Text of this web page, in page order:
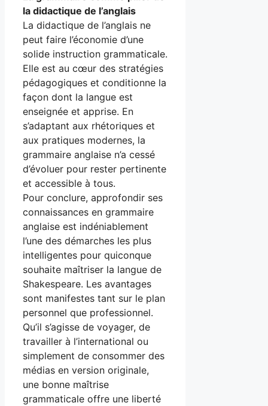
la didactique de l’anglais
La didactique de l’anglais ne
peut faire l’économie d’une
solide instruction grammaticale.
Elle est au cœur des stratégies
pédagogiques et conditionne la
façon dont la langue est
enseignée et apprise. En
s’adaptant aux rhétoriques et
aux pratiques modernes, la
grammaire anglaise n’a cessé
d’évoluer pour rester pertinente
et accessible à tous.
Pour conclure, approfondir ses
connaissances en grammaire
anglaise est indéniablement
l’une des démarches les plus
intelligentes pour quiconque
souhaite maîtriser la langue de
Shakespeare. Les avantages
sont manifestes tant sur le plan
personnel que professionnel.
Qu’il s’agisse de voyager, de
travailler à l’international ou
simplement de consommer des
médias en version originale,
une bonne maîtrise
grammaticale offre une liberté